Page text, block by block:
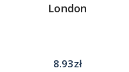
London
8.93zł